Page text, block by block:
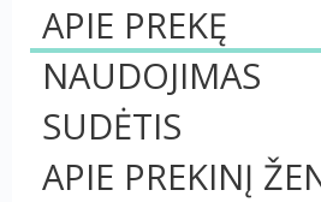
APIE PREKĘ
NAUDOJIMAS
SUDĖTIS
APIE PREKINĮ